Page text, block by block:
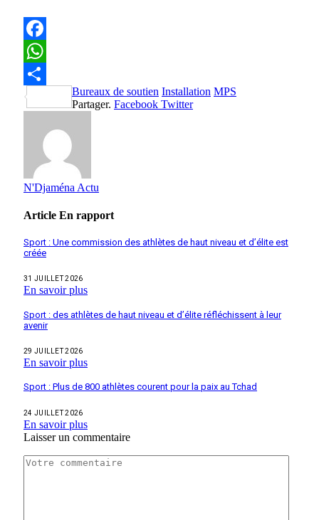
Facebook
WhatsApp
Partager
Bureaux de soutien Installation MPS
Partager. Facebook Twitter
N'Djaména Actu
Article En rapport
Sport : Une commission des athlètes de haut niveau et d’élite est
créée
31 JUILLET 2026
En savoir plus
Sport : des athlètes de haut niveau et d’élite réfléchissent à leur
avenir
29 JUILLET 2026
En savoir plus
Sport : Plus de 800 athlètes courent pour la paix au Tchad
24 JUILLET 2026
En savoir plus
Laisser un commentaire